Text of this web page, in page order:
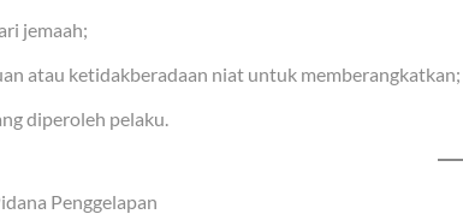
jemaah;
atau ketidakberadaan niat untuk memberangkatkan;
diperoleh pelaku.
Penggelapan